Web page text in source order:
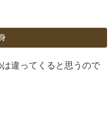
違ってくると思うので